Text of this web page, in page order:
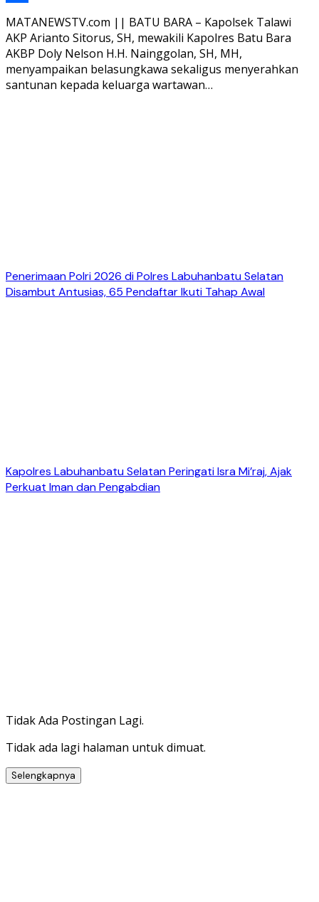
Share
MATANEWSTV.com || BATU BARA – Kapolsek Talawi
AKP Arianto Sitorus, SH, mewakili Kapolres Batu Bara
AKBP Doly Nelson H.H. Nainggolan, SH, MH,
menyampaikan belasungkawa sekaligus menyerahkan
santunan kepada keluarga wartawan…
Penerimaan Polri 2026 di Polres Labuhanbatu Selatan
Disambut Antusias, 65 Pendaftar Ikuti Tahap Awal
Kapolres Labuhanbatu Selatan Peringati Isra Mi’raj, Ajak
Perkuat Iman dan Pengabdian
Tidak Ada Postingan Lagi.
Tidak ada lagi halaman untuk dimuat.
Selengkapnya